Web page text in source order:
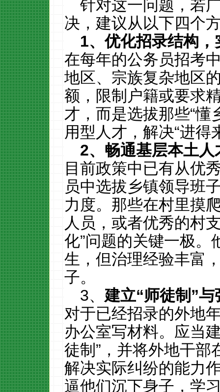
针对这一问题，若
决，建议从以下四个
1、优化招录结构，
在每年的公务员招考
地区、宗族复杂地区
额，限制户籍或要求
才，而是选拔那些“懂
用型人才，解决“进得
2、畅通基层本土
目前政策中已有从优
员中选拔乡镇领导班
力度。那些在村里摸
人员，或者优秀的村
化”问题的关键一极。
生，但治理经验丰富
子。
3、 建立“师徒制 ”与
对于已经招录的外地
办公室写材料。应当
徒制”，并将外地干部
解决实际纠纷的能力
逼他们沉下身子，学